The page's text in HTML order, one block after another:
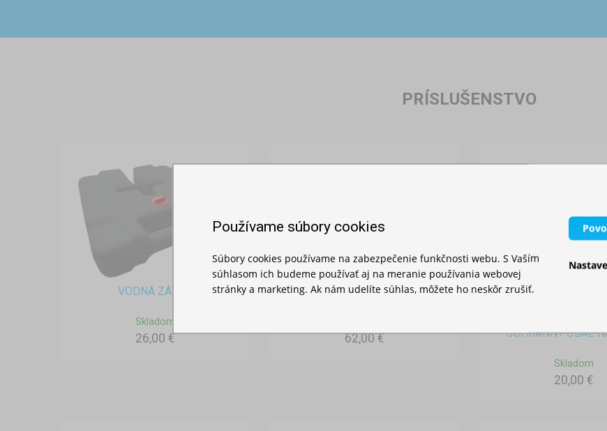
PRÍSLUŠENSTVO
VODNÁ ZÁŤAŽ
Skladom
26,00 €
TAŠKA NA PÁRTY STAN
62,00 € OCHRANNÝ OBAL
Skladom
20,00 €
Používame súbory cookies
Súbory cookies používame na zabezpečenie funkčnosti webu. S Vaším
súhlasom ich budeme používať aj na meranie používania webovej
stránky a marketing. Ak nám udelíte súhlas, môžete ho neskôr zrušiť.